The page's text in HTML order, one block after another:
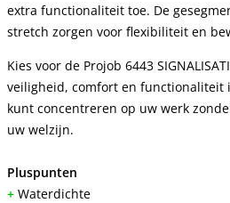
extra functionaliteit toe. De
stretch zorgen voor flexibiliteit en
Kies voor de Projob 6443
veiligheid, comfort en functionaliteit
kunt concentreren op uw werk
uw welzijn.
Pluspunten
+ Waterdichte